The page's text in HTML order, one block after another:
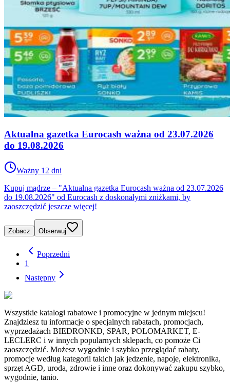
Aktualna gazetka Eurocash ważna od 23.07.2026
do 19.08.2026
Ważny 12 dni
Kupuj mądrze – "Aktualna gazetka Eurocash ważna od 23.07.2026
do 19.08.2026" od Eurocash z doskonałymi zniżkami, by
zaoszczędzić jeszcze więcej!
Zobacz Obserwuj
Poprzedni
1
Następny
Wszystkie katalogi rabatowe i promocyjne w jednym miejscu!
Znajdziesz tu informacje o specjalnych rabatach, promocjach,
wyprzedażach BIEDRONKD, SPAR, POLOMARKET, E-
LECLERC i w innych popularnych sklepach, co pomoże Ci
zaoszczędzić. Możesz wygodnie i szybko przeglądać rabaty,
promocje według kategorii takich jak jedzenie, napoje, elektronika,
sprzęt AGD, uroda, zdrowie i inne oraz dokonywać zakupu szybko,
wygodnie, tanio.